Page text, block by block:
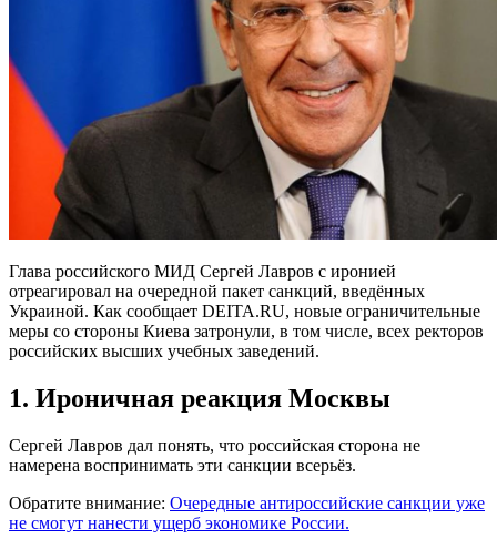
Глава российского МИД Сергей Лавров с иронией
отреагировал на очередной пакет санкций, введённых
Украиной. Как сообщает DEITA.RU, новые ограничительные
меры со стороны Киева затронули, в том числе, всех ректоров
российских высших учебных заведений.
1. Ироничная реакция Москвы
Сергей Лавров дал понять, что российская сторона не
намерена воспринимать эти санкции всерьёз.
Обратите внимание: Очередные антироссийские санкции уже
не смогут нанести ущерб экономике России.